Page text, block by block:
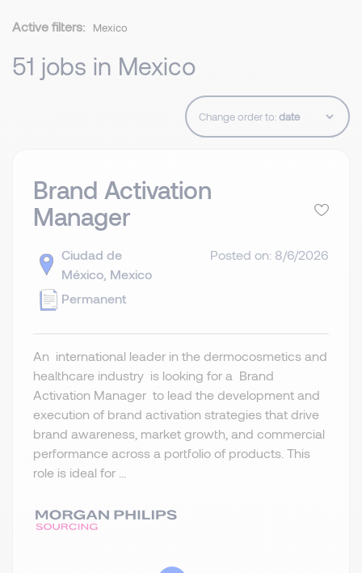
Active filters: Mexico
51 jobs in Mexico
Change order to:
Brand Activation
Manager
Ciudad de
México, Mexico
Permanent
Posted on: 8/6/2026
An international leader in the dermocosmetics and
healthcare industry is looking for a Brand
Activation Manager to lead the development and
execution of brand activation strategies that drive
brand awareness, market growth, and commercial
performance across a portfolio of products. This
role is ideal for ...